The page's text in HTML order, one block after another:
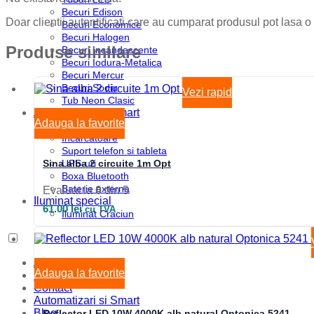
Becuri Edison
Becuri Economice
Becuri Halogen
Becuri Incandescente
Becuri Iodura-Metalica
Becuri Mercur
Becuri Sodiu
Tub Neon Clasic
Automatizari si Smart
Smart Wheel
Incarcatoare
Suport telefon si tableta
UPS-uri
Boxa Bluetooth
Baterie externa
Iluminat special
Iluminat Craciun
Acasa
Iluminat Craciun
Contact
Automatizari si Smart
Doar clientii autentificati care au cumparat produsul pot lasa
Produse similare
Vezi rapid
Adauga la favorite
Sina alba 2 circuite 1m Opt
Evaluat la0din 5
61.00lei cu TVA
Adauga la favorite